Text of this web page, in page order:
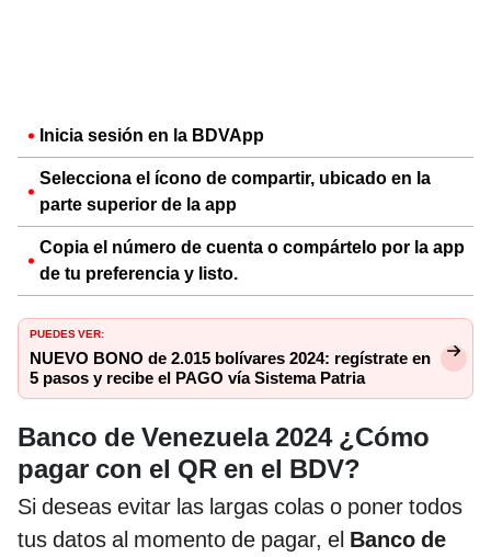
Inicia sesión en la BDVApp
Selecciona el ícono de compartir, ubicado en la
parte superior de la app
Copia el número de cuenta o compártelo por la app
de tu preferencia y listo.
PUEDES VER:
NUEVO BONO de 2.015 bolívares 2024: regístrate en
5 pasos y recibe el PAGO vía Sistema Patria
Banco de Venezuela 2024 ¿Cómo
pagar con el QR en el BDV?
Si deseas evitar las largas colas o poner todos
tus datos al momento de pagar, el Banco de